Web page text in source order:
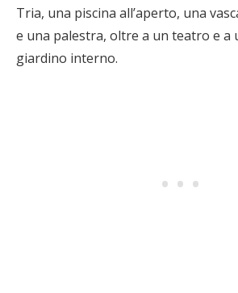
Tria, una piscina all’aperto, una
e una palestra, oltre a un teatro e a
giardino interno.